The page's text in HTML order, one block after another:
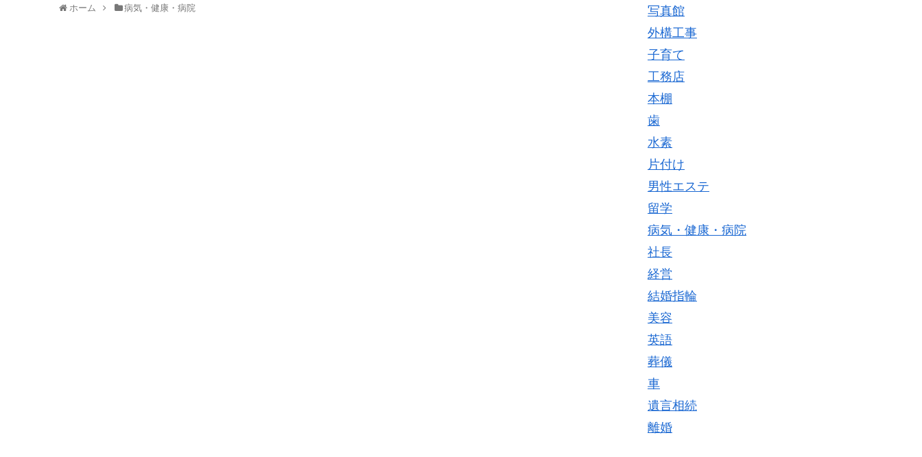
ホーム 病気・健康・病院
写真館
外構工事
子育て
工務店
本棚
歯
水素
片付け
男性エステ
留学
病気・健康・病院
社長
経営
結婚指輪
美容
英語
葬儀
車
遺言相続
離婚